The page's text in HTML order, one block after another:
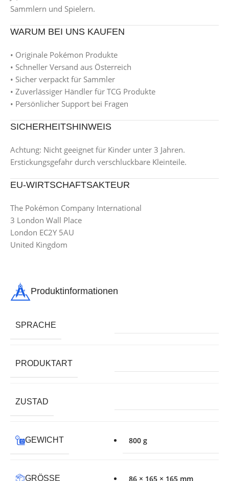
Sammlern und Spielern.
WARUM BEI UNS KAUFEN
• Originale Pokémon Produkte
• Schneller Versand aus Österreich
• Sicher verpackt für Sammler
• Zuverlässiger Händler für TCG Produkte
• Persönlicher Support bei Fragen
SICHERHEITSHINWEIS
Achtung: Nicht geeignet für Kinder unter 3 Jahren.
Erstickungsgefahr durch verschluckbare Kleinteile.
EU-WIRTSCHAFTSAKTEUR
The Pokémon Company International
3 London Wall Place
London EC2Y 5AU
United Kingdom
Produktinformationen
SPRACHE
PRODUKTART
ZUSTAD
GEWICHT 800 g
GRÖSSE 86 × 165 × 165 mm